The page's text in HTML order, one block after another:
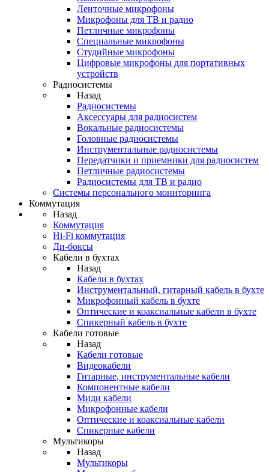
Ленточные микрофоны
Микрофоны для ТВ и радио
Петличные микрофоны
Специальные микрофоны
Студийные микрофоны
Цифровые микрофоны для портативных
устройств
Радиосистемы
Назад
Радиосистемы
Аксессуары для радиосистем
Вокальные радиосистемы
Головные радиосистемы
Инструментальные радиосистемы
Передатчики и приемники для радиосистем
Петличные радиосистемы
Радиосистемы для ТВ и радио
Системы персонального мониторинга
Коммутация
Назад
Коммутация
Hi-Fi коммутация
Ди-боксы
Кабели в бухтах
Назад
Кабели в бухтах
Инструментальный, гитарный кабель в бухте
Микрофонный кабель в бухте
Оптические и коаксиальные кабели в бухте
Спикерный кабель в бухте
Кабели готовые
Назад
Кабели готовые
Видеокабели
Гитарные, инструментальные кабели
Компонентные кабели
Миди кабели
Микрофонные кабели
Оптические и коаксиальные кабели
Спикерные кабели
Мультикоры
Назад
Мультикоры